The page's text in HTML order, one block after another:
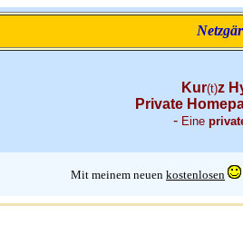
Kur(t)z
Private
- Eine
Mit meinem neuen kostenlosen